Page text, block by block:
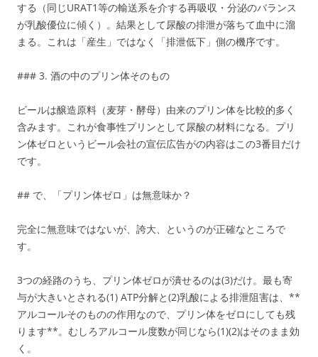
する（同じURAT1等の輸送系を介する再吸収・分泌のバランス
が乳酸優位に傾く）。結果として尿酸の排泄が落ちて血中に溜
まる。これは「産生」ではなく「排泄低下」側の機序です。
### 3. 酒の中のプリン体そのもの
ビールは醸造原料（麦芽・酵母）由来のプリン体を比較的多く
含みます。これが食事性プリンとして尿酸の材料になる。プリ
ン体ゼロというビール会社の宣伝広告がの内容はこの3番目だけ
です。
## で、「プリン体ゼロ」は無意味か？
完全に無意味ではないが、誇大、というのが正確なところで
す。
3つの経路のうち、プリン体ゼロが潰せるのは(3)だけ。最も寄
与が大きいとされる(1) ATP分解と(2)乳酸による排泄阻害は、**
アルコールそのものの作用なので、プリン体をゼロにしても残
ります**。むしろアルコール度数が同じなら(1)(2)はそのまま効
く。